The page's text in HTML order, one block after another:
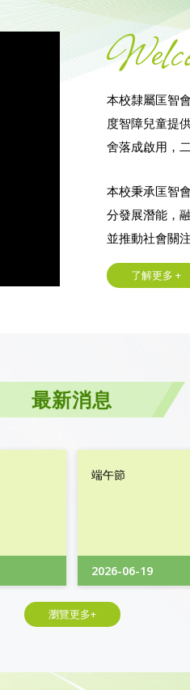
本校隸屬匡智
度智障兒童提
舍落成啟用，
本校秉承匡智
分發展潛能，
並推動社會關
了解更多 +
最新消息
端午節
2026-06-19
瀏覽更多+